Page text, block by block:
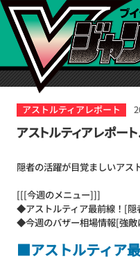
アストルティアレポート
アストルティアレポー
隠者の活躍が目覚ましいアス
[[[今週のメニュー]]]
◆アストルティア最前線！[
◆今週のバザー相場情報[強敵
■アストルティア